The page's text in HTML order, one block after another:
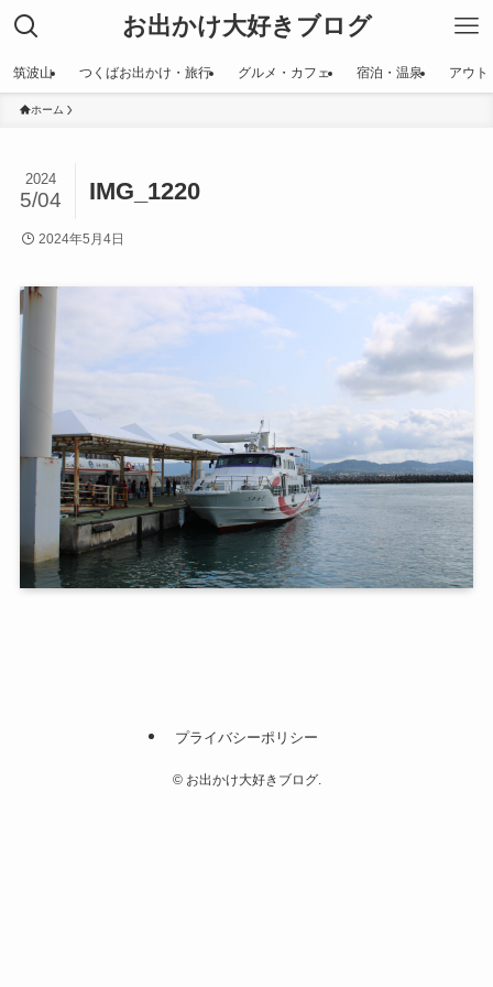
お出かけ大好きブログ
筑波山 つくばお出かけ・旅行 グルメ・カフェ 宿泊・温泉 アウト
ホーム
IMG_1220
2024
5/04
2024年5月4日
プライバシーポリシー
©お出かけ大好きブログ.